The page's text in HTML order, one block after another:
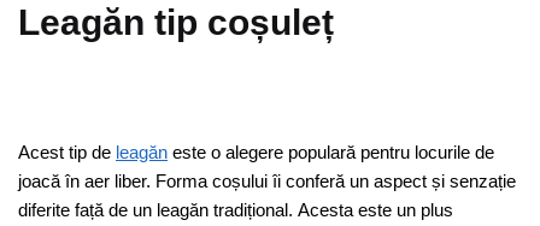
Leagăn tip coșuleț
Acest tip de leagăn este o alegere populară pentru locurile de
joacă în aer liber. Forma coșului îi conferă un aspect și senzație
diferite față de un leagăn tradițional. Acesta este un plus